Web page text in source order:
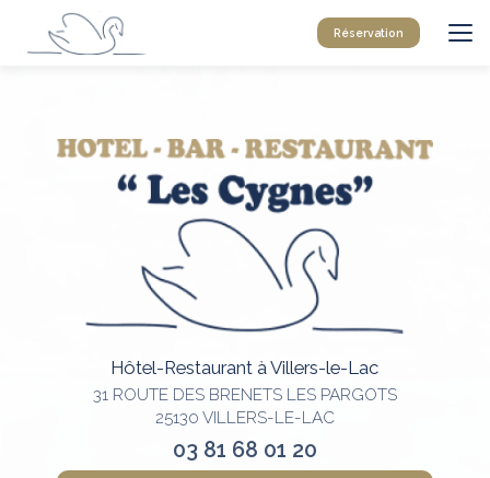
contenu
Réservation
Hôtel-Restaurant à Villers-le-Lac
31 ROUTE DES BRENETS LES PARGOTS
25130 VILLERS-LE-LAC
03 81 68 01 20